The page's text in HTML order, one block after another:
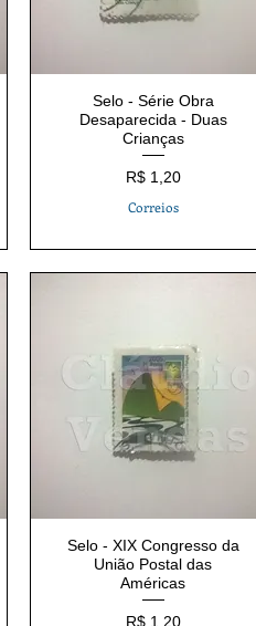
Selo - Série Obra
Desaparecida - Duas
Crianças
Preço
R$ 1,20
Correios
Selo - XIX Congresso da
União Postal das
Américas
Preço
R$ 1,20